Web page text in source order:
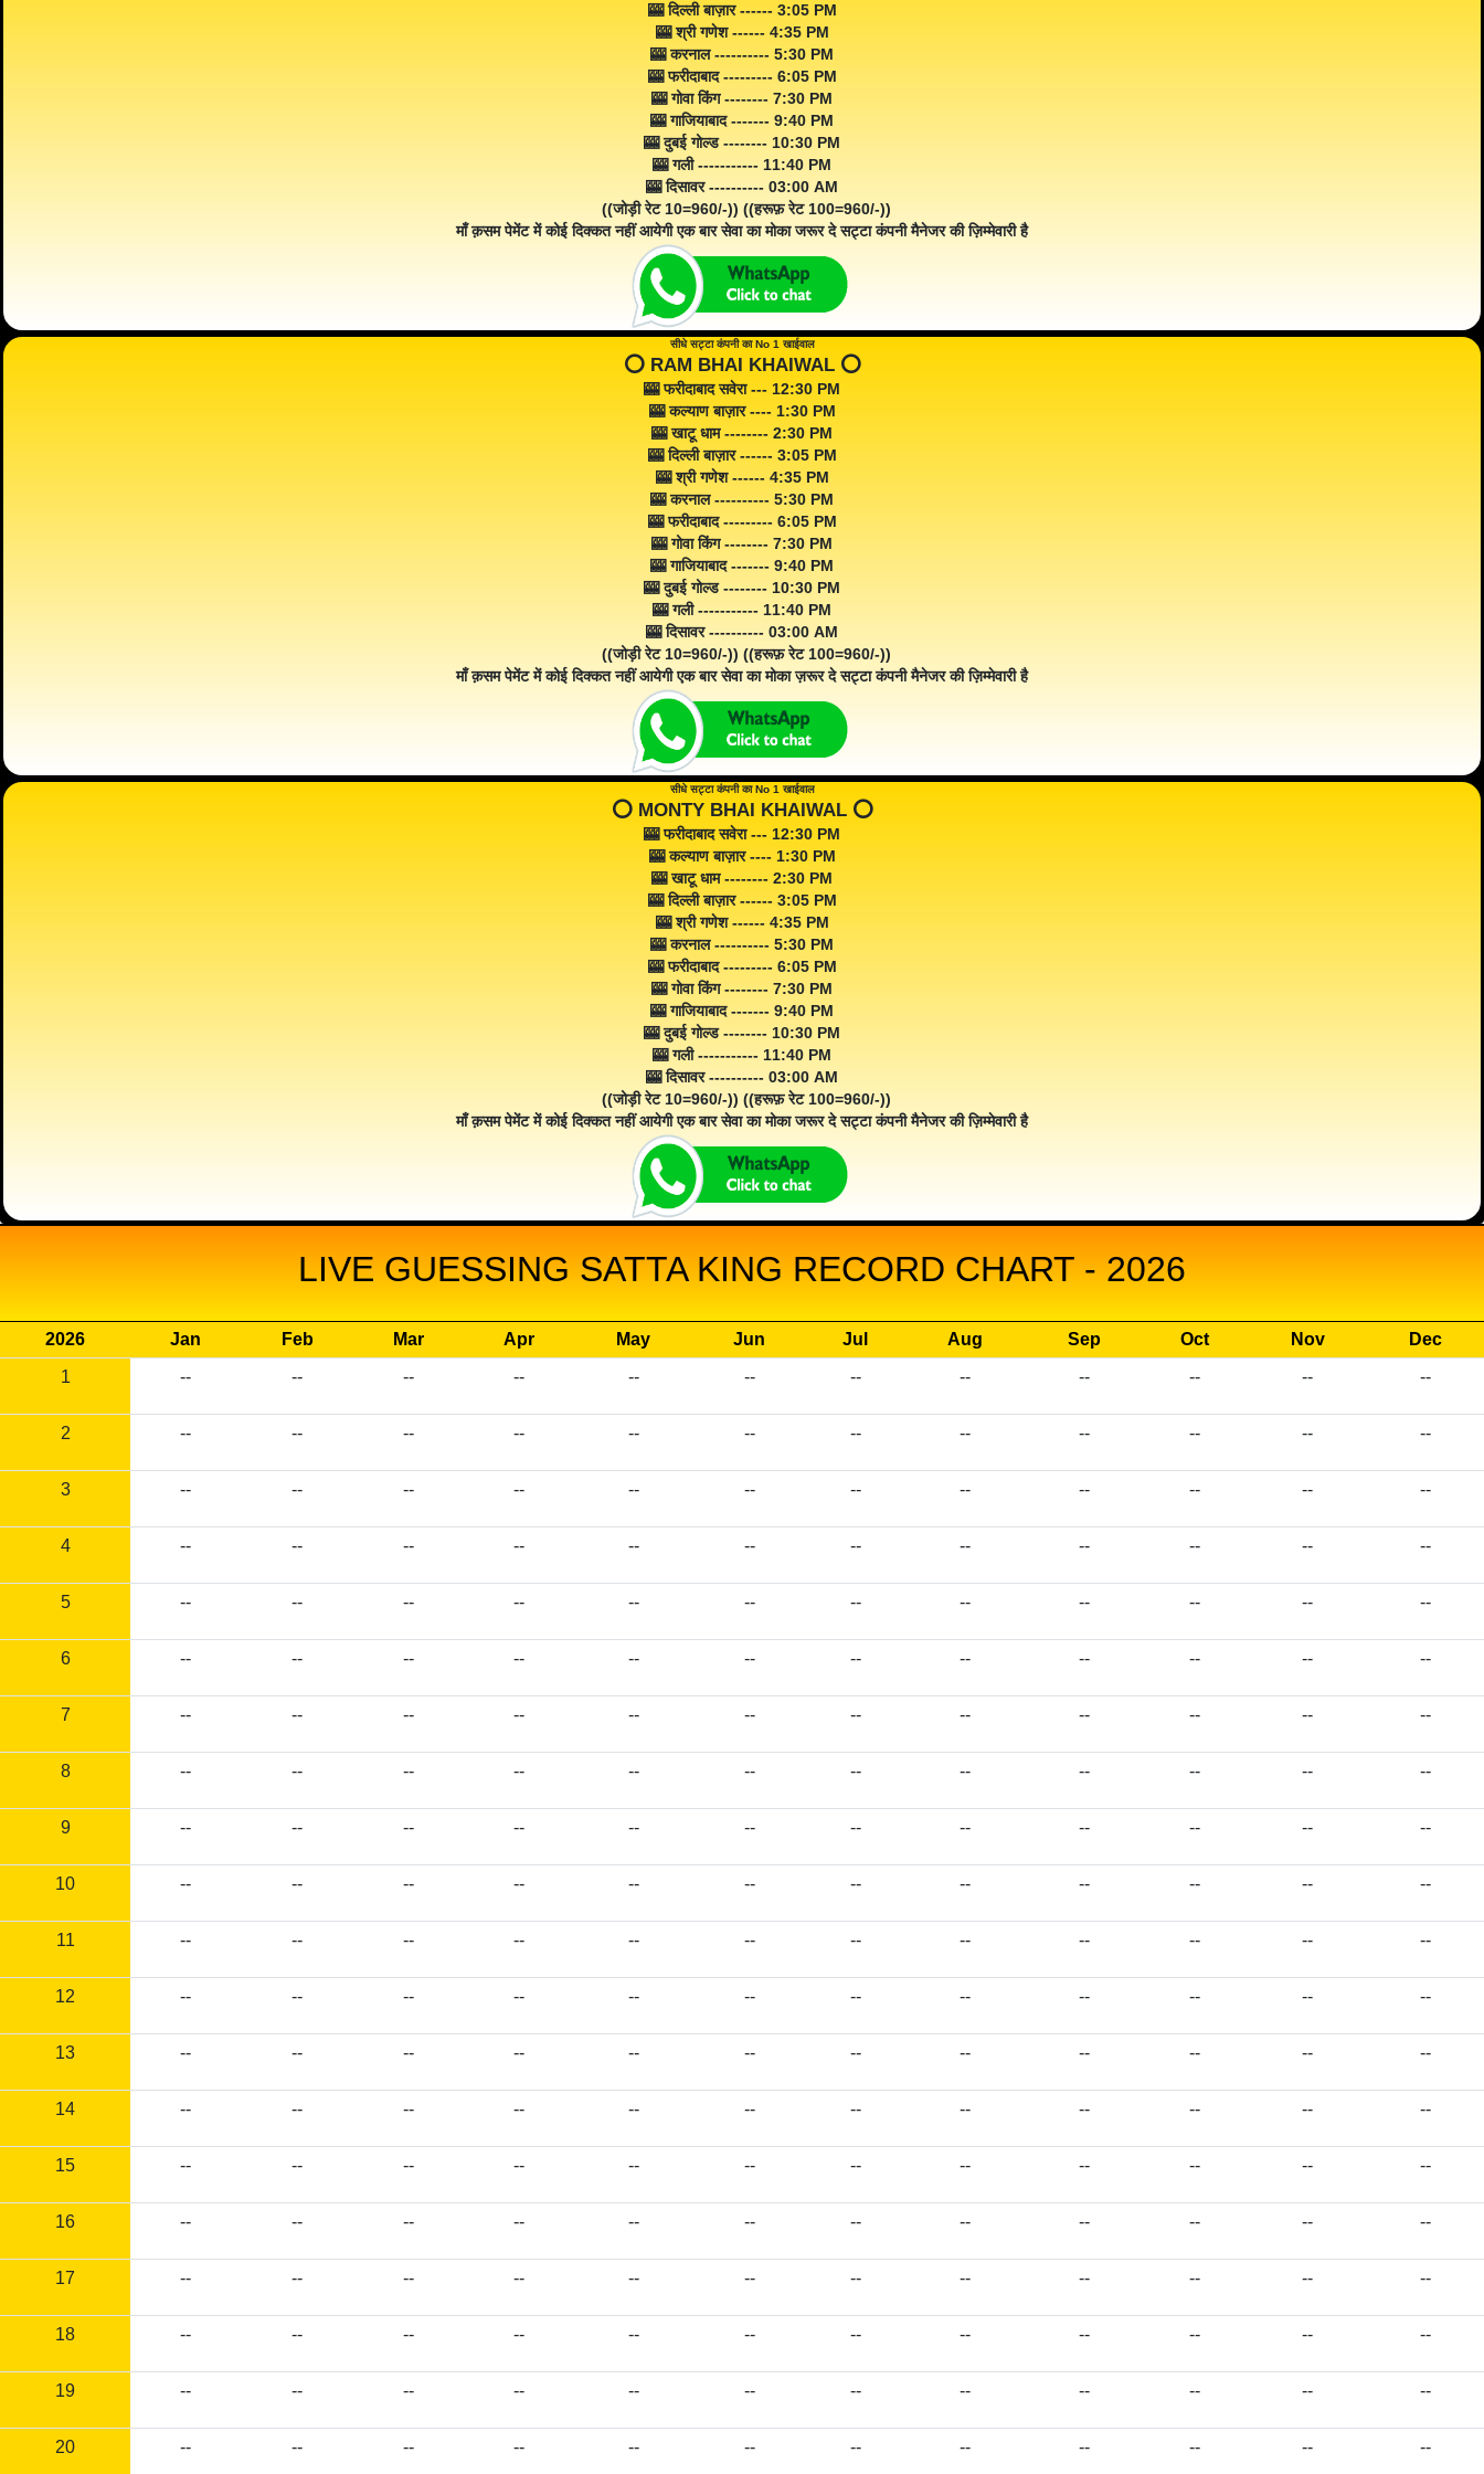
🎰 दिल्ली बाज़ार ------ 3:05 PM
🎰 श्री गणेश ------ 4:35 PM
🎰 करनाल ---------- 5:30 PM
🎰 फरीदाबाद --------- 6:05 PM
🎰 गोवा किंग -------- 7:30 PM
🎰 गाजियाबाद ------- 9:40 PM
🎰 दुबई गोल्ड -------- 10:30 PM
🎰 गली ----------- 11:40 PM
🎰 दिसावर ---------- 03:00 AM
((जोड़ी रेट 10=960/-)) ((हरूफ़ रेट 100=960/-))
माँ क़सम पेमेंट में कोई दिक्कत नहीं आयेगी एक बार सेवा का मोका जरूर दे सट्टा कंपनी मैनेजर की ज़िम्मेवारी है
सीधे सट्टा कंपनी का No 1 खाईवाल
⭕️ RAM BHAI KHAIWAL ⭕️
🎰 फरीदाबाद सवेरा --- 12:30 PM
🎰 कल्याण बाज़ार ---- 1:30 PM
🎰 खाटू धाम -------- 2:30 PM
🎰 दिल्ली बाज़ार ------ 3:05 PM
🎰 श्री गणेश ------ 4:35 PM
🎰 करनाल ---------- 5:30 PM
🎰 फरीदाबाद --------- 6:05 PM
🎰 गोवा किंग -------- 7:30 PM
🎰 गाजियाबाद ------- 9:40 PM
🎰 दुबई गोल्ड -------- 10:30 PM
🎰 गली ----------- 11:40 PM
🎰 दिसावर ---------- 03:00 AM
((जोड़ी रेट 10=960/-)) ((हरूफ़ रेट 100=960/-))
माँ क़सम पेमेंट में कोई दिक्कत नहीं आयेगी एक बार सेवा का मोका ज़रूर दे सट्टा कंपनी मैनेजर की ज़िम्मेवारी है
सीधे सट्टा कंपनी का No 1 खाईवाल
⭕️ MONTY BHAI KHAIWAL ⭕️
🎰 फरीदाबाद सवेरा --- 12:30 PM
🎰 कल्याण बाज़ार ---- 1:30 PM
🎰 खाटू धाम -------- 2:30 PM
🎰 दिल्ली बाज़ार ------ 3:05 PM
🎰 श्री गणेश ------ 4:35 PM
🎰 करनाल ---------- 5:30 PM
🎰 फरीदाबाद --------- 6:05 PM
🎰 गोवा किंग -------- 7:30 PM
🎰 गाजियाबाद ------- 9:40 PM
🎰 दुबई गोल्ड -------- 10:30 PM
🎰 गली ----------- 11:40 PM
🎰 दिसावर ---------- 03:00 AM
((जोड़ी रेट 10=960/-)) ((हरूफ़ रेट 100=960/-))
माँ क़सम पेमेंट में कोई दिक्कत नहीं आयेगी एक बार सेवा का मोका जरूर दे सट्टा कंपनी मैनेजर की ज़िम्मेवारी है
LIVE GUESSING SATTA KING RECORD CHART - 2026
2026 Jan Feb Mar Apr May Jun Jul Aug Sep Oct Nov
Dec
1
-- -- -- -- -- -- -- -- -- -- -- --
2 -- -- -- -- -- -- -- -- -- -- -- --
3 -- -- -- -- -- -- -- -- -- -- -- --
4 -- -- -- -- -- -- -- -- -- -- -- --
5 -- -- -- -- -- -- -- -- -- -- -- --
6 -- -- -- -- -- -- -- -- -- -- -- --
7 -- -- -- -- -- -- -- -- -- -- -- --
8 -- -- -- -- -- -- -- -- -- -- -- --
9 -- -- -- -- -- -- -- -- -- -- -- --
10 -- -- -- -- -- -- -- -- -- -- -- --
11 -- -- -- -- -- -- -- -- -- -- -- --
12 -- -- -- -- -- -- -- -- -- -- -- --
13 -- -- -- -- -- -- -- -- -- -- -- --
14 -- -- -- -- -- -- -- -- -- -- -- --
15 -- -- -- -- -- -- -- -- -- -- -- --
16 -- -- -- -- -- -- -- -- -- -- -- --
17 -- -- -- -- -- -- -- -- -- -- -- --
18 -- -- -- -- -- -- -- -- -- -- -- --
19 -- -- -- -- -- -- -- -- -- -- -- --
20 -- -- -- -- -- -- -- -- -- -- -- --